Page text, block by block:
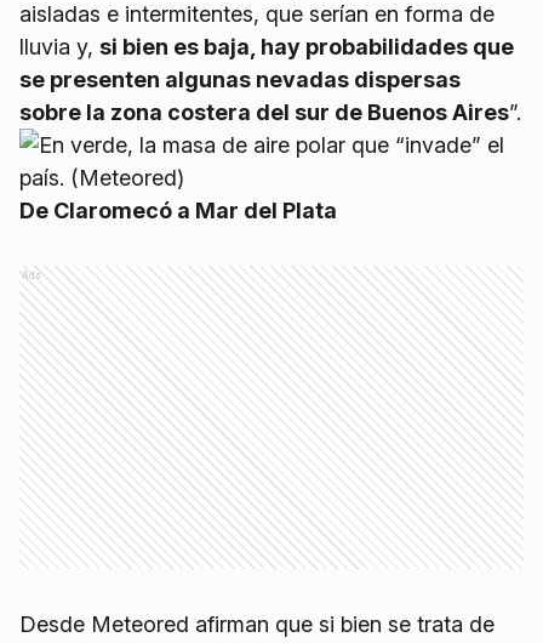
aisladas e intermitentes, que serían en forma de
lluvia y, si bien es baja, hay probabilidades que
se presenten algunas nevadas dispersas
sobre la zona costera del sur de Buenos Aires”.
De Claromecó a Mar del Plata
Ads
Desde Meteored afirman que si bien se trata de